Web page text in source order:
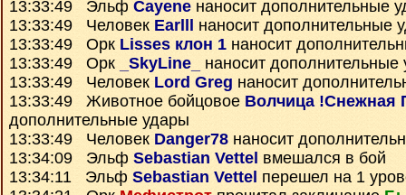
13:33:49 Эльф Cayene наносит дополнительные
13:33:49 Человек Earlll
наносит дополнительные
13:33:49 Орк Lisses клон 1 наносит
13:33:49 Орк
_SkyLine_
наносит дополнительные
13:33:49 Человек Lord Greg наносит
13:33:49 Животное бойцовое Волчица !Снежная
дополнительные удары
13:33:49 Человек Danger78 наносит
13:34:09 Эльф Sebastian Vettel вмешался в бой
13:34:11 Эльф Sebastian Vettel перешел на 1